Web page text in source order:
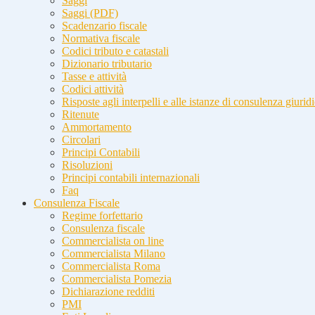
Saggi (PDF)
Scadenzario fiscale
Normativa fiscale
Codici tributo e catastali
Dizionario tributario
Tasse e attività
Codici attività
Risposte agli interpelli e alle istanze di consulenza
Ritenute
Ammortamento
Circolari
Principi Contabili
Risoluzioni
Principi contabili internazionali
Faq
Consulenza Fiscale
Regime forfettario
Consulenza fiscale
Commercialista on line
Commercialista Milano
Commercialista Roma
Commercialista Pomezia
Dichiarazione redditi
PMI